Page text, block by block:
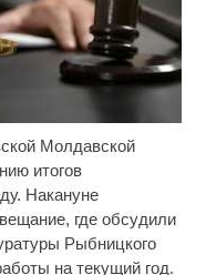
Молдавской
итогов
Накануне
где обсудили
Рыбницкого
на текущий год.
пересмотришь не
i
смеяться долго